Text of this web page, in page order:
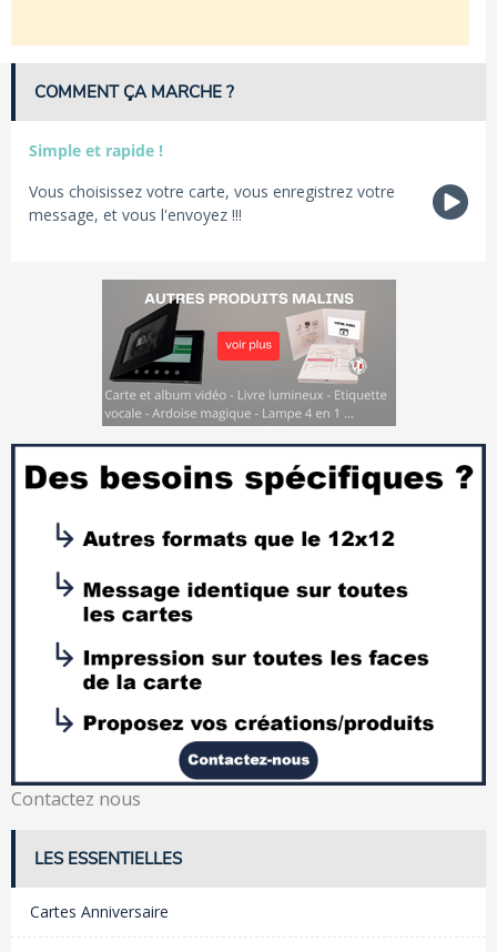
COMMENT ÇA MARCHE ?
Simple et rapide !
Vous choisissez votre carte, vous enregistrez votre
message, et vous l'envoyez !!!
Contactez nous
LES ESSENTIELLES
Cartes Anniversaire